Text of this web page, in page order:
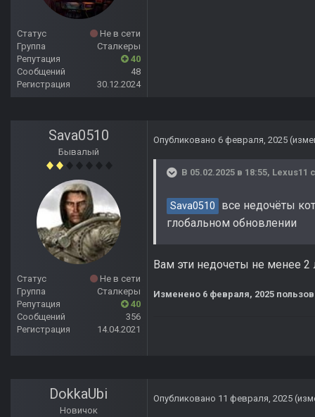
Статус
Не в сети
Группа
Сталкеры
Репутация
40
Сообщений
48
Регистрация
30.12.2024
Sava0510
Бывалый
Статус
Не в сети
Группа
Сталкеры
Репутация
40
Сообщений
356
Регистрация
14.04.2021
Опубликовано 6 февраля, 2025
В 05.02.2025 в 18:55, Lexus11
Sava0510
все недочёты
глобальном обновлении
Вам эти недочеты не менее 2
Изменено 6 февраля, 2025
DokkaUbi
Новичок
Опубликовано 11 февраля, 2025